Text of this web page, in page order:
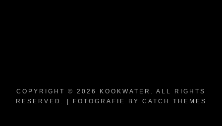
COPYRIGHT © 2026 KOOKWATER . ALL RIGHTS
RESERVED. | FOTOGRAFIE BY CATCH THEMES